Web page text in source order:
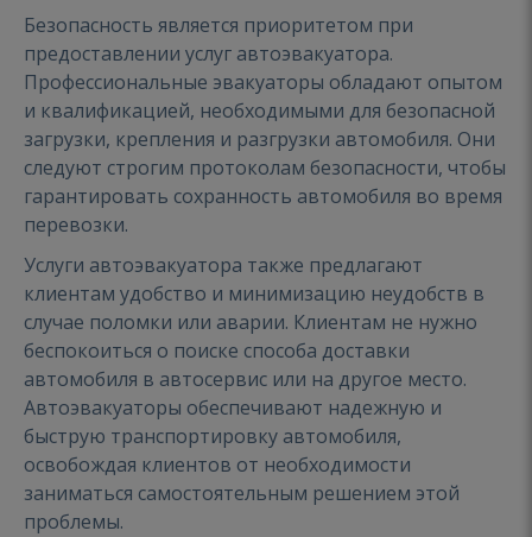
Безопасность является приоритетом при
предоставлении услуг автоэвакуатора.
Профессиональные эвакуаторы обладают опытом
и квалификацией, необходимыми для безопасной
загрузки, крепления и разгрузки автомобиля. Они
следуют строгим протоколам безопасности, чтобы
гарантировать сохранность автомобиля во время
перевозки.
Услуги автоэвакуатора также предлагают
клиентам удобство и минимизацию неудобств в
случае поломки или аварии. Клиентам не нужно
беспокоиться о поиске способа доставки
автомобиля в автосервис или на другое место.
Автоэвакуаторы обеспечивают надежную и
быструю транспортировку автомобиля,
освобождая клиентов от необходимости
заниматься самостоятельным решением этой
проблемы.